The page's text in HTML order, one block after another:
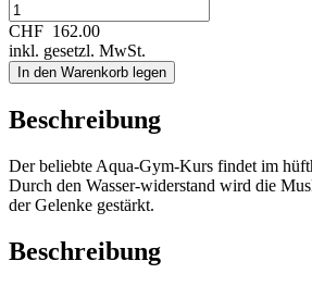
CHF 162.00
inkl. gesetzl. MwSt.
In den Warenkorb legen
Beschreibung
Der beliebte Aqua-Gym-Kurs findet im
Durch den Wasser-widerstand wird die
der Gelenke gestärkt.
Beschreibung